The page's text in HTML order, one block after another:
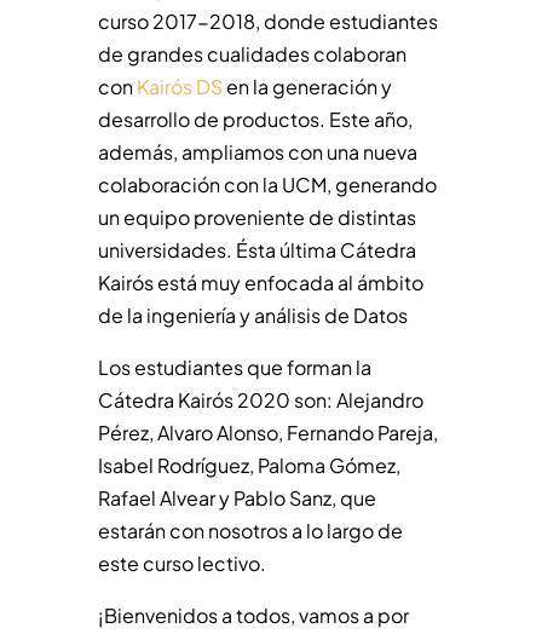
curso 2017-2018, donde estudiantes
de grandes cualidades colaboran
conKairós DSen la generación y
desarrollo de productos. Este año,
además, ampliamos con una nueva
colaboración con la UCM, generando
un equipo proveniente de distintas
universidades. Ésta última Cátedra
Kairós está muy enfocada al ámbito
de la ingeniería y análisis de Datos
Los estudiantes que forman la
Cátedra Kairós 2020 son: Alejandro
Pérez, Alvaro Alonso, Fernando Pareja,
Isabel Rodríguez, Paloma Gómez,
Rafael Alvear y Pablo Sanz, que
estarán con nosotros a lo largo de
este curso lectivo.
¡Bienvenidos a todos, vamos a por